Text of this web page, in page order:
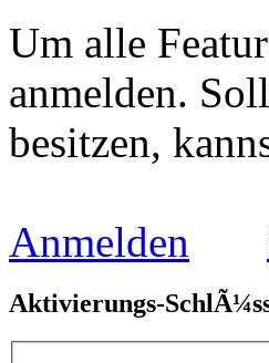
Um alle
anmelden.
besitzen,
Anmelden
Aktivierungs-